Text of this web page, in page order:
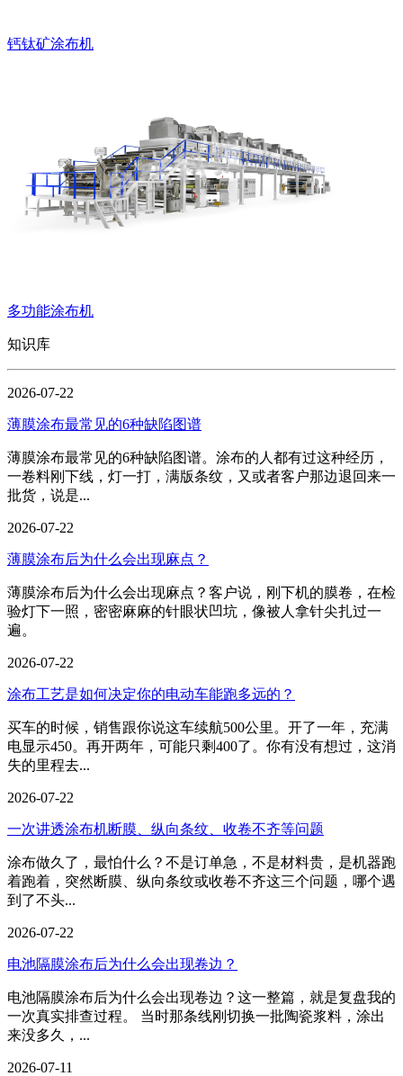
钙钛矿涂布机
多功能涂布机
知识库
2026-07-22
薄膜涂布最常见的6种缺陷图谱
薄膜涂布最常见的6种缺陷图谱。涂布的人都有过这种经历，
一卷料刚下线，灯一打，满版条纹，又或者客户那边退回来一
批货，说是...
2026-07-22
薄膜涂布后为什么会出现麻点？
薄膜涂布后为什么会出现麻点？客户说，刚下机的膜卷，在检
验灯下一照，密密麻麻的针眼状凹坑，像被人拿针尖扎过一
遍。
2026-07-22
涂布工艺是如何决定你的电动车能跑多远的？
买车的时候，销售跟你说这车续航500公里。开了一年，充满
电显示450。再开两年，可能只剩400了。你有没有想过，这消
失的里程去...
2026-07-22
一次讲透涂布机断膜、纵向条纹、收卷不齐等问题
涂布做久了，最怕什么？不是订单急，不是材料贵，是机器跑
着跑着，突然断膜、纵向条纹或收卷不齐这三个问题，哪个遇
到了不头...
2026-07-22
电池隔膜涂布后为什么会出现卷边？
电池隔膜涂布后为什么会出现卷边？这一整篇，就是复盘我的
一次真实排查过程。 当时那条线刚切换一批陶瓷浆料，涂出
来没多久，...
2026-07-11